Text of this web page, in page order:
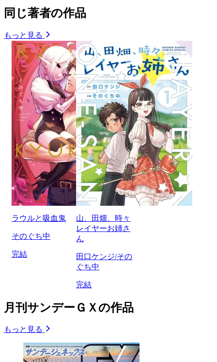
同じ著者の作品
もっと見る
ラウルと吸血鬼
そのぐち中
完結
山、田畑、時々
レイヤーお姉さ
ん
田口ケンジ/その
ぐち中
完結
月刊サンデーＧＸの作品
もっと見る